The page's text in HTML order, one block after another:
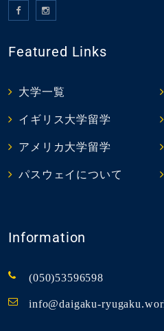
Featured Links
大学一覧
イギリス大学留学
アメリカ大学留学
パスウェイについて
Information
(050)53596598
info@daigaku-